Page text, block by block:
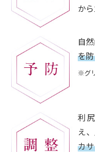
か
自
を
※グ
利
え
カ